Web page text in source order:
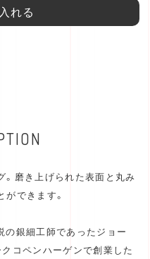
れる
。磨き上げられた表面と丸み
できます。
の銀細工師であったジョー
コペンハーゲンで創業した